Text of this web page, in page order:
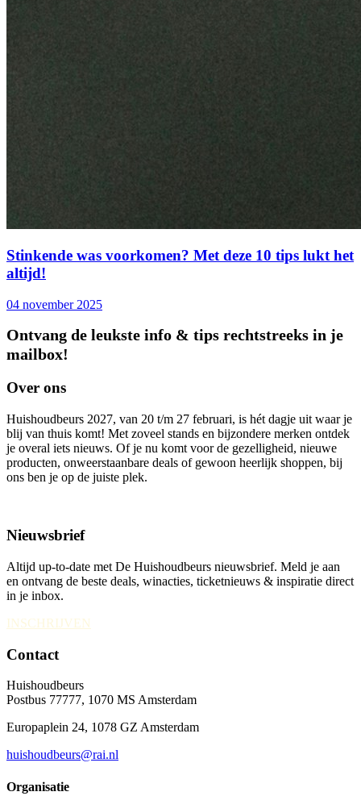
Stinkende was voorkomen? Met deze 10 tips lukt het
altijd!
04 november 2025
Ontvang de leukste info & tips rechtstreeks in je
mailbox!
Over ons
Huishoudbeurs 2027, van 20 t/m 27 februari, is hét dagje uit waar je
blij van thuis komt! Met zoveel stands en bijzondere merken ontdek
je overal iets nieuws. Of je nu komt voor de gezelligheid, nieuwe
producten, onweerstaanbare deals of gewoon heerlijk shoppen, bij
ons ben je op de juiste plek.
Nieuwsbrief
Altijd up-to-date met De Huishoudbeurs nieuwsbrief. Meld je aan
en ontvang de beste deals, winacties, ticketnieuws & inspiratie direct
in je inbox.
INSCHRIJVEN
Contact
Huishoudbeurs
Postbus 77777, 1070 MS Amsterdam
Europaplein 24, 1078 GZ Amsterdam
huishoudbeurs@rai.nl
Organisatie